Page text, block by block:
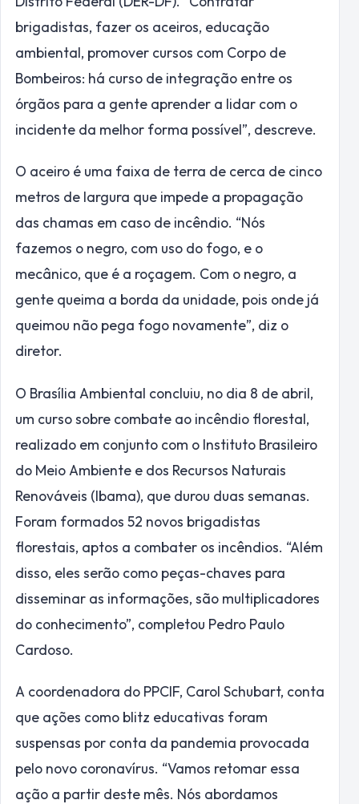
brigadistas, fazer os aceiros, educação
ambiental, promover cursos com Corpo de
Bombeiros: há curso de integração entre os
órgãos para a gente aprender a lidar com o
incidente da melhor forma possível”, descreve.
O aceiro é uma faixa de terra de cerca de cinco
metros de largura que impede a propagação
das chamas em caso de incêndio. “Nós
fazemos o negro, com uso do fogo, e o
mecânico, que é a roçagem. Com o negro, a
gente queima a borda da unidade, pois onde já
queimou não pega fogo novamente”, diz o
diretor.
O Brasília Ambiental concluiu, no dia 8 de abril,
um curso sobre combate ao incêndio florestal,
realizado em conjunto com o Instituto Brasileiro
do Meio Ambiente e dos Recursos Naturais
Renováveis (Ibama), que durou duas semanas.
Foram formados 52 novos brigadistas
florestais, aptos a combater os incêndios. “Além
disso, eles serão como peças-chaves para
disseminar as informações, são multiplicadores
do conhecimento”, completou Pedro Paulo
Cardoso.
A coordenadora do PPCIF, Carol Schubart, conta
que ações como blitz educativas foram
suspensas por conta da pandemia provocada
pelo novo coronavírus. “Vamos retomar essa
ação a partir deste mês. Nós abordamos